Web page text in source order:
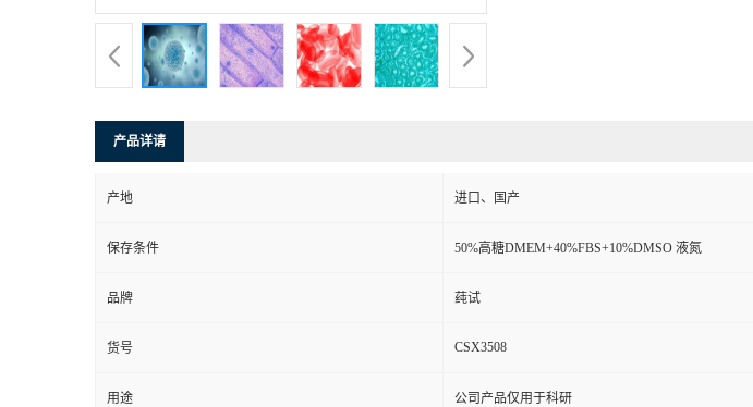
产品详请
产地 进口、国产
保存条件 50%高糖DMEM+40%FBS+10%DMSO 液氮
品牌 莼试
货号 CSX3508
用途 公司产品仅用于科研